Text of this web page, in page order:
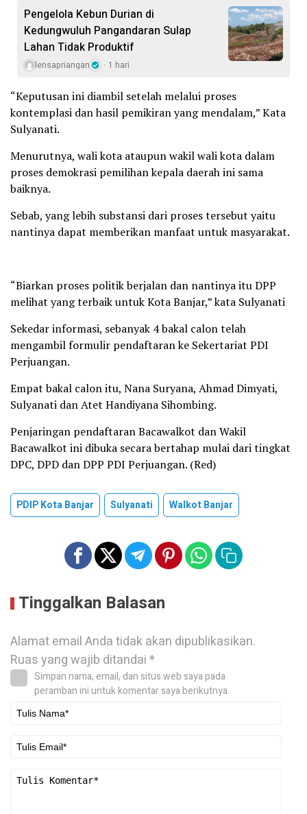
Pengelola Kebun Durian di
Kedungwuluh Pangandaran Sulap
Lahan Tidak Produktif ‎
lensapriangan 1 hari
“Keputusan ini diambil setelah melalui proses
kontemplasi dan hasil pemikiran yang mendalam,” Kata
Sulyanati.
Menurutnya, wali kota ataupun wakil wali kota dalam
proses demokrasi pemilihan kepala daerah ini sama
baiknya.
Sebab, yang lebih substansi dari proses tersebut yaitu
nantinya dapat memberikan manfaat untuk masyarakat.
“Biarkan proses politik berjalan dan nantinya itu DPP
melihat yang terbaik untuk Kota Banjar,” kata Sulyanati
Sekedar informasi, sebanyak 4 bakal calon telah
mengambil formulir pendaftaran ke Sekertariat PDI
Perjuangan.
Empat bakal calon itu, Nana Suryana, Ahmad Dimyati,
Sulyanati dan Atet Handiyana Sihombing.
Penjaringan pendaftaran Bacawalkot dan Wakil
Bacawalkot ini dibuka secara bertahap mulai dari tingkat
DPC, DPD dan DPP PDI Perjuangan. (Red)
PDIP Kota Banjar Sulyanati Walkot Banjar
Tinggalkan Balasan
Alamat email Anda tidak akan dipublikasikan.
Ruas yang wajib ditandai*
Simpan nama, email, dan situs web saya pada
peramban ini untuk komentar saya berikutnya.